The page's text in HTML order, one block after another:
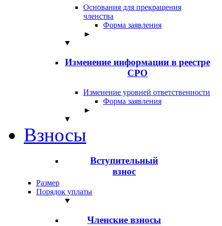
Основания для прекращения
членства
Форма заявления
►
▼
Изменение информации в реестре
СРО
Изменение уровней ответственности
Форма заявления
►
▼
Взносы
Вступительный
взнос
Размер
Порядок уплаты
▼
Членские взносы